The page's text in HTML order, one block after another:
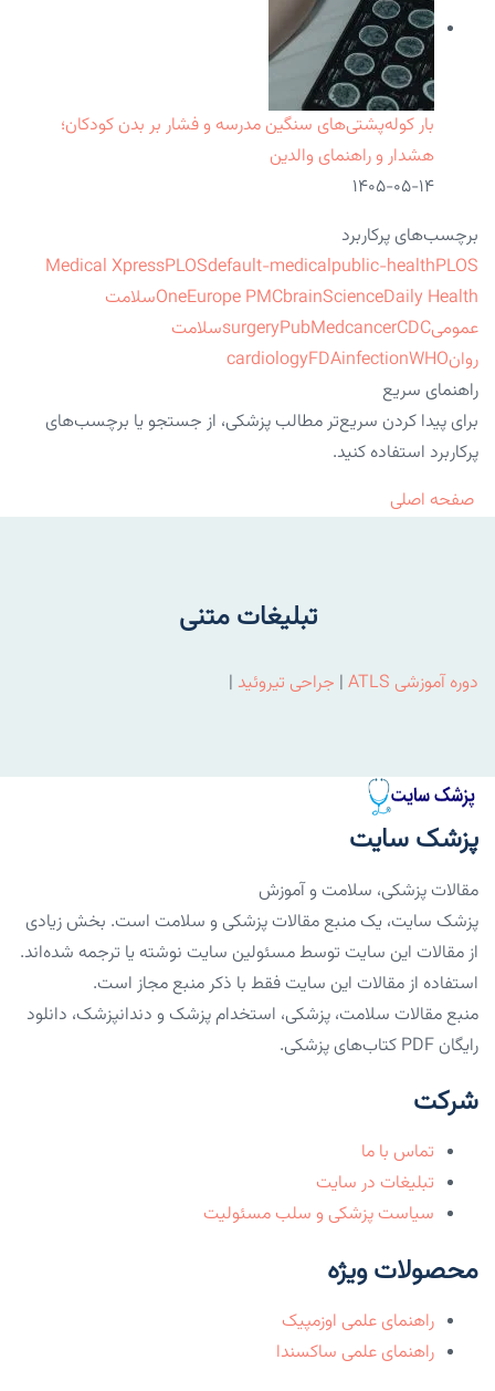
بار کوله‌پشتی‌های سنگین مدرسه و فشار بر بدن کودکان؛
هشدار و راهنمای والدین
۱۴۰۵-۰۵-۱۴
برچسب‌های پرکاربرد
Medical XpressPLOSdefault-medicalpublic-healthPLOS
OneEurope PMCbrainScienceDaily Health
سلامت
عمومی
surgeryPubMedcancerCDC
سلامت
روان
cardiologyFDAinfectionWHO
راهنمای سریع
برای پیدا کردن سریع‌تر مطالب پزشکی، از جستجو یا برچسب‌های
پرکاربرد استفاده کنید.
صفحه اصلی
تبلیغات متنی
دوره آموزشی ATLS | جراحی تیروئید |
پزشک سایت
مقالات پزشکی، سلامت و آموزش
پزشک سایت، یک منبع مقالات پزشکی و سلامت است. بخش زیادی
از مقالات این سایت توسط مسئولین سایت نوشته یا ترجمه شده‌اند.
استفاده از مقالات این سایت فقط با ذکر منبع مجاز است.
منبع مقالات سلامت، پزشکی، استخدام پزشک و دندانپزشک، دانلود
رایگان PDF کتاب‌های پزشکی.
شرکت
تماس با ما
تبلیغات در سایت
سیاست پزشکی و سلب مسئولیت
محصولات ویژه
راهنمای علمی اوزمپیک
راهنمای علمی ساکسندا